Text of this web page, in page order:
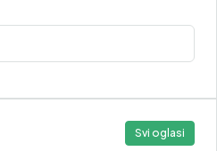
Svi oglasi